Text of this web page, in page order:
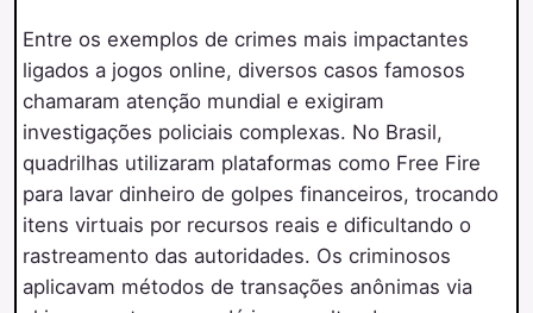
Entre os exemplos de crimes mais impactantes
ligados a jogos online, diversos casos famosos
chamaram atenção mundial e exigiram
investigações policiais complexas. No Brasil,
quadrilhas utilizaram plataformas como Free Fire
para lavar dinheiro de golpes financeiros, trocando
itens virtuais por recursos reais e dificultando o
rastreamento das autoridades. Os criminosos
aplicavam métodos de transações anônimas via